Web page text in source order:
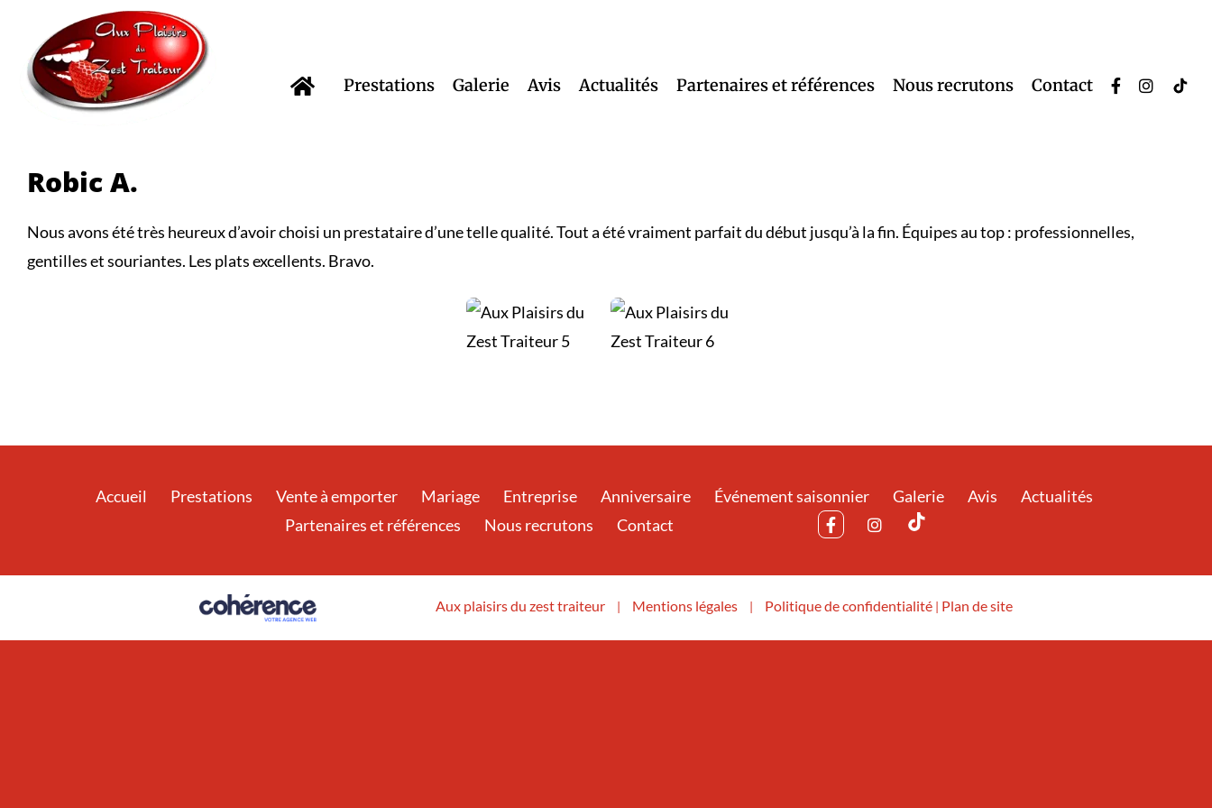
contenu
Prestations Galerie Avis Actualités Partenaires et références Nous recrutons Contact
Robic A.
Nous avons été très heureux d’avoir choisi un prestataire d’une telle qualité. Tout a été vraiment parfait du début jusqu’à la fin. Équipes au top : professionnelles,
gentilles et souriantes. Les plats excellents. Bravo.
Accueil Prestations Vente à emporter Mariage Entreprise Anniversaire Événement saisonnier Galerie Avis
Actualités
Partenaires et références
Nous recrutons Contact
Aux plaisirs du zest traiteur | Mentions légales | Politique de confidentialité| Plan de site